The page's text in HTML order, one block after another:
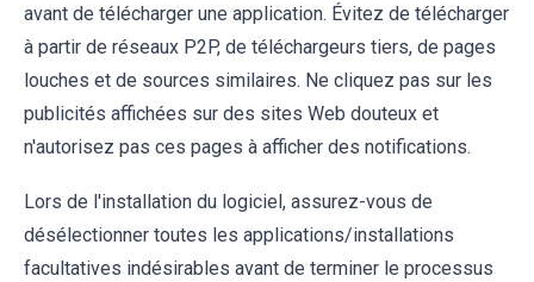
avant de télécharger une application. Évitez de télécharger
à partir de réseaux P2P, de téléchargeurs tiers, de pages
louches et de sources similaires. Ne cliquez pas sur les
publicités affichées sur des sites Web douteux et
n'autorisez pas ces pages à afficher des notifications.
Lors de l'installation du logiciel, assurez-vous de
désélectionner toutes les applications/installations
facultatives indésirables avant de terminer le processus